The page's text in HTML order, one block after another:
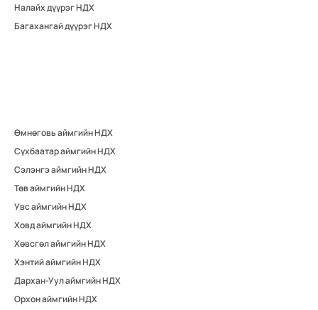
Налайх дүүрэг НДХ
Багахангай дүүрэг НДХ
Өмнөговь аймгийн НДХ
Сүхбаатар аймгийн НДХ
Сэлэнгэ аймгийн НДХ
Төв аймгийн НДХ
Увс аймгийн НДХ
Ховд аймгийн НДХ
Хөвсгөл аймгийн НДХ
Хэнтий аймгийн НДХ
Дархан-Уул аймгийн НДХ
Орхон аймгийн НДХ